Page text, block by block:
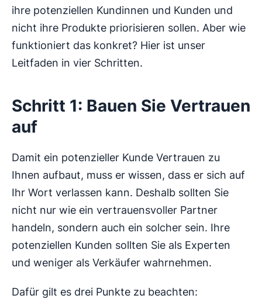
ihre potenziellen Kundinnen und Kunden und
nicht ihre Produkte priorisieren sollen. Aber wie
funktioniert das konkret? Hier ist unser
Leitfaden in vier Schritten.
Schritt 1: Bauen Sie Vertrauen
auf
Damit ein potenzieller Kunde Vertrauen zu
Ihnen aufbaut, muss er wissen, dass er sich auf
Ihr Wort verlassen kann. Deshalb sollten Sie
nicht nur wie ein vertrauensvoller Partner
handeln, sondern auch ein solcher sein. Ihre
potenziellen Kunden sollten Sie als Experten
und weniger als Verkäufer wahrnehmen.
Dafür gilt es drei Punkte zu beachten: